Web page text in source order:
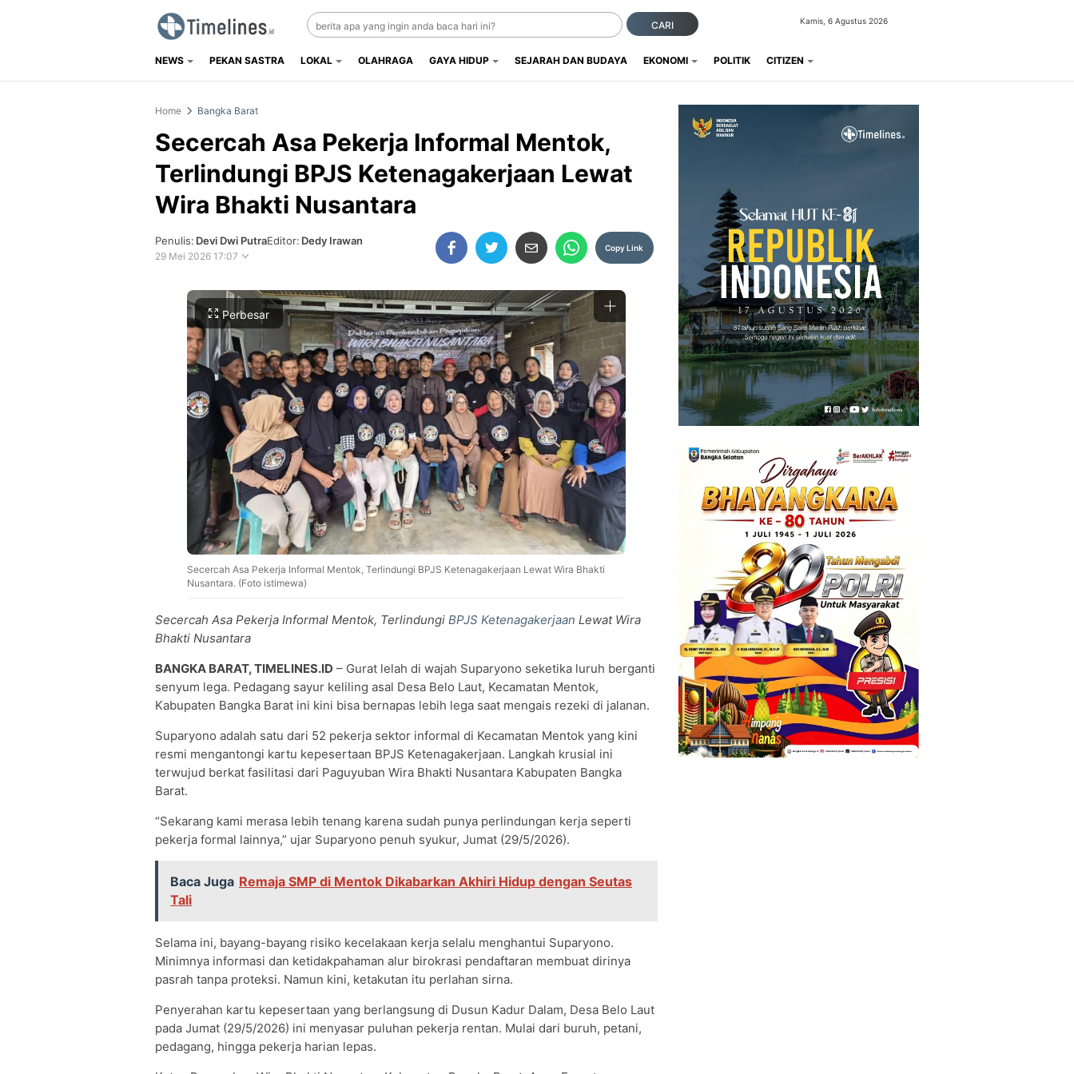
Timelines.id
Media Literasi, Sejarah & Budaya
CARI Kamis, 6 Agustus 2026
NEWS PEKAN SASTRA LOKAL OLAHRAGA GAYA HIDUP SEJARAH DAN BUDAYA EKONOMI POLITIK CITIZEN
Home Bangka Barat
Secercah Asa Pekerja Informal Mentok,
Terlindungi BPJS Ketenagakerjaan Lewat
Wira Bhakti Nusantara
Penulis: Devi Dwi PutraEditor: Dedy Irawan
29 Mei 2026 17:07
Copy Link
Perbesar
Secercah Asa Pekerja Informal Mentok, Terlindungi BPJS Ketenagakerjaan Lewat Wira Bhakti
Nusantara. (Foto istimewa)
Secercah Asa Pekerja Informal Mentok, Terlindungi BPJS Ketenagakerjaan Lewat Wira
Bhakti Nusantara
BANGKA BARAT, TIMELINES.ID – Gurat lelah di wajah Suparyono seketika luruh berganti
senyum lega. Pedagang sayur keliling asal Desa Belo Laut, Kecamatan Mentok,
Kabupaten Bangka Barat ini kini bisa bernapas lebih lega saat mengais rezeki di jalanan.
Suparyono adalah satu dari 52 pekerja sektor informal di Kecamatan Mentok yang kini
resmi mengantongi kartu kepesertaan BPJS Ketenagakerjaan. Langkah krusial ini
terwujud berkat fasilitasi dari Paguyuban Wira Bhakti Nusantara Kabupaten Bangka
Barat.
“Sekarang kami merasa lebih tenang karena sudah punya perlindungan kerja seperti
pekerja formal lainnya,” ujar Suparyono penuh syukur, Jumat (29/5/2026).
Baca Juga Remaja SMP di Mentok Dikabarkan Akhiri Hidup dengan Seutas
Tali
Selama ini, bayang-bayang risiko kecelakaan kerja selalu menghantui Suparyono.
Minimnya informasi dan ketidakpahaman alur birokrasi pendaftaran membuat dirinya
pasrah tanpa proteksi. Namun kini, ketakutan itu perlahan sirna.
Penyerahan kartu kepesertaan yang berlangsung di Dusun Kadur Dalam, Desa Belo Laut
pada Jumat (29/5/2026) ini menyasar puluhan pekerja rentan. Mulai dari buruh, petani,
pedagang, hingga pekerja harian lepas.